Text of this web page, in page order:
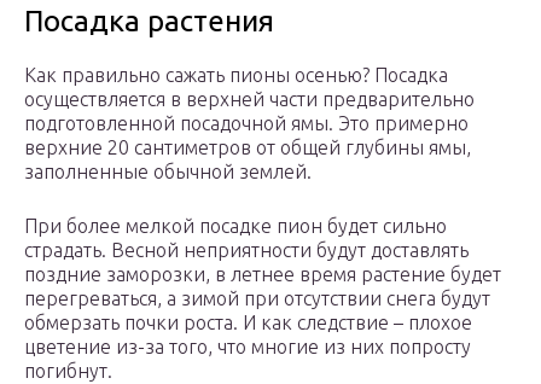
Посадка растения
Как правильно сажать пионы осенью? Посадка
осуществляется в верхней части предварительно
подготовленной посадочной ямы. Это примерно
верхние 20 сантиметров от общей глубины ямы,
заполненные обычной землей.
При более мелкой посадке пион будет сильно
страдать. Весной неприятности будут доставлять
поздние заморозки, в летнее время растение будет
перегреваться, а зимой при отсутствии снега будут
обмерзать почки роста. И как следствие – плохое
цветение из-за того, что многие из них попросту
погибнут.